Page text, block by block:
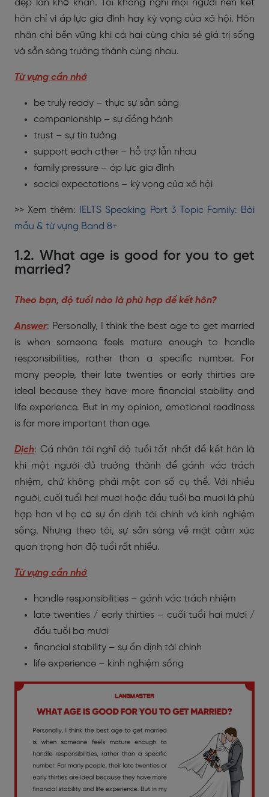
đẹp lẫn khó khăn. Tôi không nghĩ mọi người nên kết
hôn chỉ vì áp lực gia đình hay kỳ vọng của xã hội. Hôn
nhân chỉ bền vững khi cả hai cùng chia sẻ giá trị sống
và sẵn sàng trưởng thành cùng nhau.
Từ vựng cần nhớ
be truly ready – thực sự sẵn sàng
companionship – sự đồng hành
trust – sự tin tưởng
support each other – hỗ trợ lẫn nhau
family pressure – áp lực gia đình
social expectations – kỳ vọng của xã hội
>> Xem thêm:
IELTS Speaking Part 3 Topic Family: Bài
mẫu & từ vựng Band 8+
1.2. What age is good for you to get
married?
Theo bạn, độ tuổi nào là phù hợp để kết hôn?
Answer: Personally, I think the best age to get married
is when someone feels mature enough to handle
responsibilities, rather than a specific number. For
many people, their late twenties or early thirties are
ideal because they have more financial stability and
life experience. But in my opinion, emotional readiness
is far more important than age.
Dịch: Cá nhân tôi nghĩ độ tuổi tốt nhất để kết hôn là
khi một người đủ trưởng thành để gánh vác trách
nhiệm, chứ không phải một con số cụ thể. Với nhiều
người, cuối tuổi hai mươi hoặc đầu tuổi ba mươi là phù
hợp hơn vì họ có sự ổn định tài chính và kinh nghiệm
sống. Nhưng theo tôi, sự sẵn sàng về mặt cảm xúc
quan trọng hơn độ tuổi rất nhiều.
Từ vựng cần nhớ
handle responsibilities – gánh vác trách nhiệm
late twenties / early thirties – cuối tuổi hai mươi /
đầu tuổi ba mươi
financial stability – sự ổn định tài chính
life experience – kinh nghiệm sống